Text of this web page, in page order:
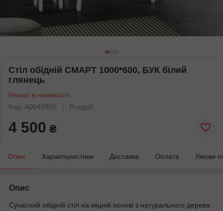
Стіл обідній СМАРТ 1000*600, БУК білий
глянець
Немає в наявності
Код: А0049856
Роздріб
4 500 ₴
Опис Характеристики Доставка Оплата Умови
Опис
Сучасний обідній стіл на міцній основі з натурального дерева